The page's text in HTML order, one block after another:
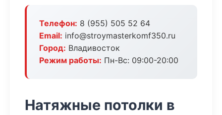
Телефон: 8 (955) 505 52 64
Email: info@stroymasterkomf350.ru
Город: Владивосток
Режим работы: Пн-Вс: 09:00-20:00
Натяжные потолки в